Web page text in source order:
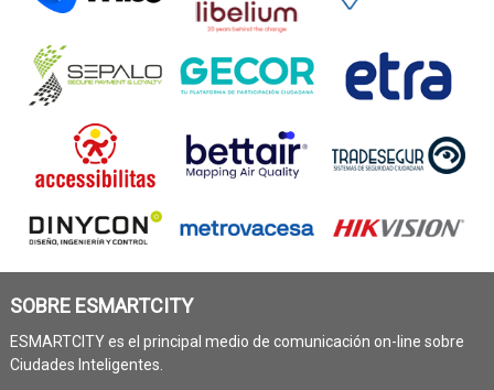
SOBRE ESMARTCITY
ESMARTCITY es el principal medio de comunicación on-line sobre
Ciudades Inteligentes.